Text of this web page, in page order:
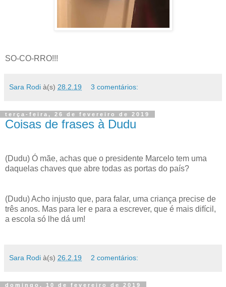
SO-CO-RRO!!!
Sara Rodi à(s) 28.2.19 3 comentários:
terça-feira, 26 de fevereiro de 2019
Coisas de frases à Dudu
(Dudu) Ó mãe, achas que o presidente Marcelo tem uma
daquelas chaves que abre todas as portas do país?
(Dudu) Acho injusto que, para falar, uma criança precise de
três anos. Mas para ler e para a escrever, que é mais difícil,
a escola só lhe dá um!
Sara Rodi à(s) 26.2.19 2 comentários:
domingo, 10 de fevereiro de 2019